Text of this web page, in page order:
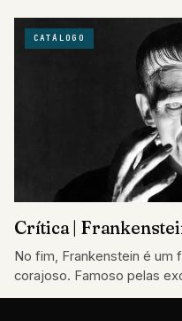
CATÁLOGO
Crítica |
No fim, Frankenstein é um
corajoso. Famoso pelas